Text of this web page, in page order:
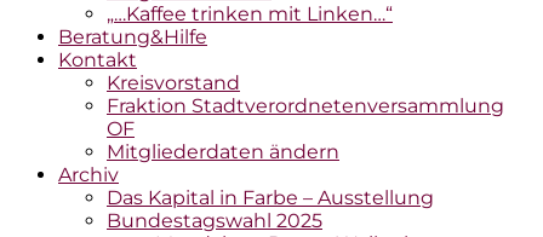
„…Kaffee trinken mit Linken…“
Beratung&Hilfe
Kontakt
Kreisvorstand
Fraktion Stadtverordnetenversammlung
OF
Mitgliederdaten ändern
Archiv
Das Kapital in Farbe – Ausstellung
Bundestagswahl 2025